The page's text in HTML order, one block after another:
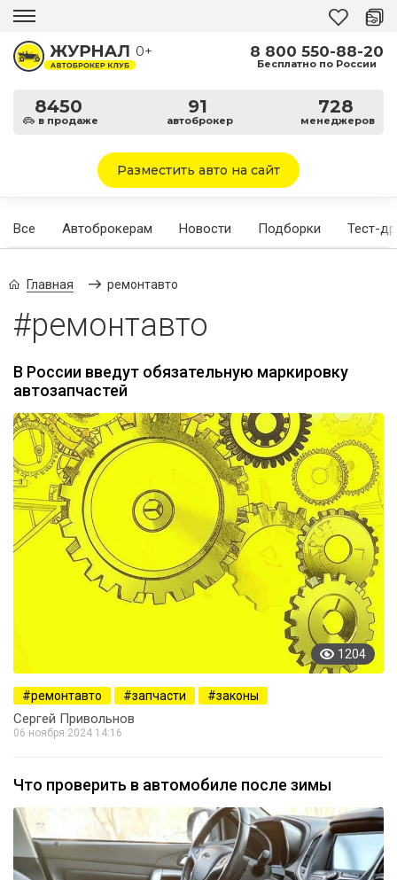
0+
8450
в продаже
91
автоброкер
728
менеджеров
8 800 550-88-20
Бесплатно по России
Разместить авто на сайт
Все Автоброкерам Новости Подборки Тест-
Главная ремонтавто
#ремонтавто
В России введут обязательную маркировку
автозапчастей
1204
ремонтавто запчасти законы
Сергей Привольнов
06 ноября 2024 14:16
Что проверить в автомобиле после зимы